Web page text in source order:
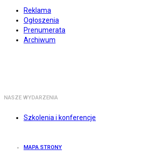
Reklama
Ogłoszenia
Prenumerata
Archiwum
NASZE WYDARZENIA
Szkolenia i konferencje
MAPA STRONY